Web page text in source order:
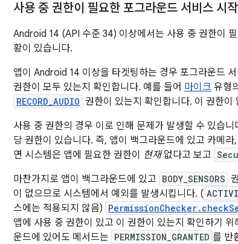
사용 중 권한이 필요한 포그라운드 서비스 시
Android 14 (API 수준 34) 이상에서는 사용 중 권한이
황이 있습니다.
앱이 Android 14 이상을 타겟팅하는 경우 포그라운드
권한이 모두 있는지 확인합니다. 예를 들어 마이크 유형
RECORD_AUDIO 권한이 있는지 확인합니다. 이 권한이
사용 중 권한의 경우 이로 인해 문제가 발생할 수 있습
당 권한이 있습니다. 즉, 앱이 백그라운드에 있고 카메
면 시스템은 앱에 필요한 권한이
현재없다고 보고
마찬가지로 앱이 백그라운드에 있고 BODY_SENSORS
이 없으므로 시스템에서 예외를 발생시킵니다. (
스에는 적용되지 않음)
앱에 사용 중 권한이 있고 이 권한이 있는지 확인하기 위
운드에 있어도 메서드는 PERMISSION_GRANTED 를 반